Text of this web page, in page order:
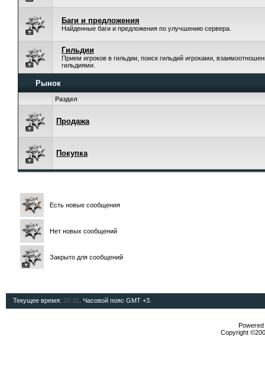
Баги и предложения
Найденные баги и предложения по улучшению сервера.
Гильдии
Прием игроков в гильдии, поиск гильдий игроками,
гильдиями.
Рынок
Раздел
Продажа
Покупка
Есть новые сообщения
Нет новых сообщений
Закрыто для сообщений
Текущее время: 20:31 . Часовой пояс GMT +3.
Copyright